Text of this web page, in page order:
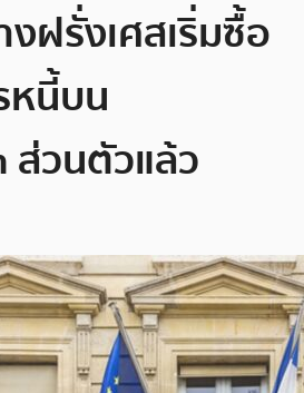
ฝรั่งเศสเริ่มซื้อ
หนี้บน
ส่วนตัวแล้ว